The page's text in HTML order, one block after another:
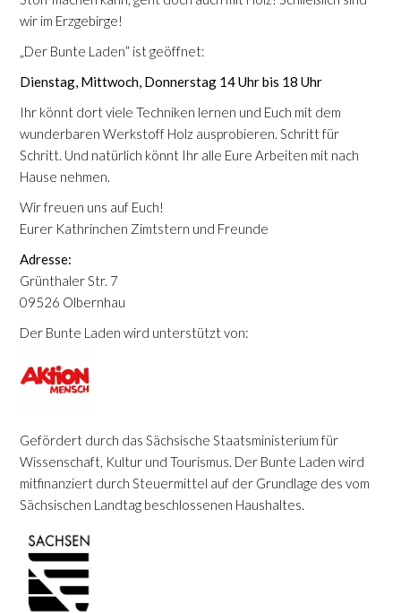
wir im Erzgebirge!
„Der Bunte Laden“ ist geöffnet:
Dienstag, Mittwoch, Donnerstag 14 Uhr bis 18 Uhr
Ihr könnt dort viele Techniken lernen und Euch mit dem
wunderbaren Werkstoff Holz ausprobieren. Schritt für
Schritt. Und natürlich könnt Ihr alle Eure Arbeiten mit nach
Hause nehmen.
Wir freuen uns auf Euch!
Eurer Kathrinchen Zimtstern und Freunde
Adresse:
Grünthaler Str. 7
09526 Olbernhau
Der Bunte Laden wird unterstützt von:
Gefördert durch das Sächsische Staatsministerium für
Wissenschaft, Kultur und Tourismus. Der Bunte Laden wird
mitfinanziert durch Steuermittel auf der Grundlage des vom
Sächsischen Landtag beschlossenen Haushaltes.